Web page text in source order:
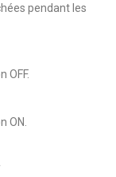
pendant les
OFF.
ON.